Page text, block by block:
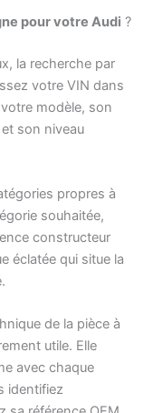
pour votre Audi ?
la recherche par
votre VIN dans
modèle, son
son niveau
propres à
souhaitée,
constructeur
éclatée qui situe la
de la pièce à
utile. Elle
avec chaque
identifiez